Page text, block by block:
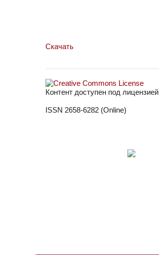
Скачать
Контент доступен под лицензией
ISSN 2658-6282 (Online)